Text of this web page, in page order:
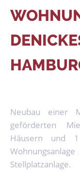
Neubau einer
geförderten
Häusern und 1
Stellplatzanlage.